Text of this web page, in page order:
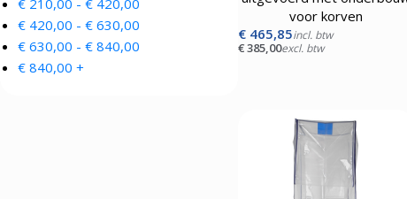
€ 210,00 - € 420,00
€ 420,00 - € 630,00
€ 630,00 - € 840,00
€ 840,00 +
voor korven
€465,85incl. btw
€385,00excl. btw